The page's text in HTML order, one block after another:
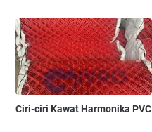
Ciri-ciri Kawat Harmonika PVC